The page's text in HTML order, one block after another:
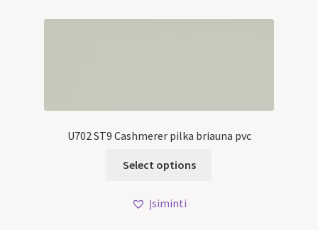
U702 ST9 Cashmerer pilka briauna pvc
Select options
Įsiminti